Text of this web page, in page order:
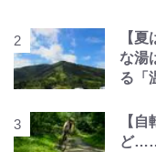
【
な湯
る「
【
ど